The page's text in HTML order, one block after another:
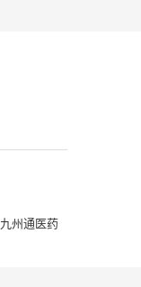
九州通医药